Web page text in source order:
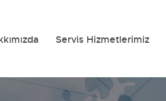
Servis Hizmetlerimiz